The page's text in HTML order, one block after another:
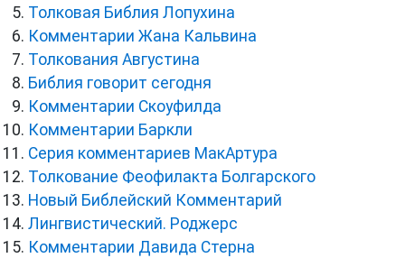
Толковая Библия Лопухина
Комментарии Жана Кальвина
Толкования Августина
Библия говорит сегодня
Комментарии Скоуфилда
Комментарии Баркли
Серия комментариев МакАртура
Толкование Феофилакта Болгарского
Новый Библейский Комментарий
Лингвистический. Роджерс
Комментарии Давида Стерна